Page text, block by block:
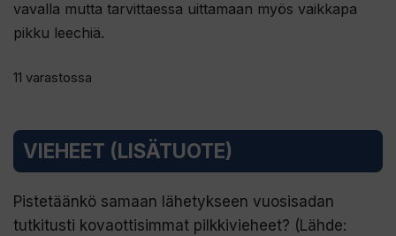
vavalla mutta tarvittaessa uittamaan myös vaikkapa
pikku leechiä.
11 varastossa
VIEHEET (LISÄTUOTE)
Pistetäänkö samaan lähetykseen vuosisadan
tutkitusti kovaottisimmat pilkkivieheet? (Lähde: